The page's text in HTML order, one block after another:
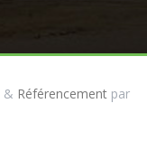
& Référencementpar